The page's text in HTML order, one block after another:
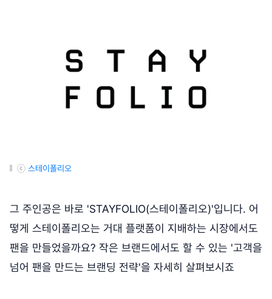
ⓒ 스테이폴리오
그 주인공은 바로 'STAYFOLIO(스테이폴리오)'입니다. 어
떻게 스테이폴리오는 거대 플랫폼이 지배하는 시장에서도
팬을 만들었을까요? 작은 브랜드에서도 할 수 있는 '고객을
넘어 팬을 만드는 브랜딩 전략'을 자세히 살펴보시죠